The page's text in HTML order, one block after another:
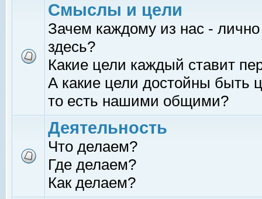
Смыслы и цели
Зачем каждому из нас -
здесь?
Какие цели каждый ставит
А какие цели достойны быть
то есть нашими общими?
Деятельность
Что делаем?
Где делаем?
Как делаем?